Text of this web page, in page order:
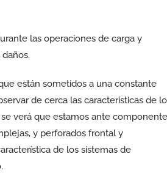
las operaciones de carga y
están sometidos a una constante
de cerca las características de
verá que estamos ante
y perforados frontal y
de los sistemas de